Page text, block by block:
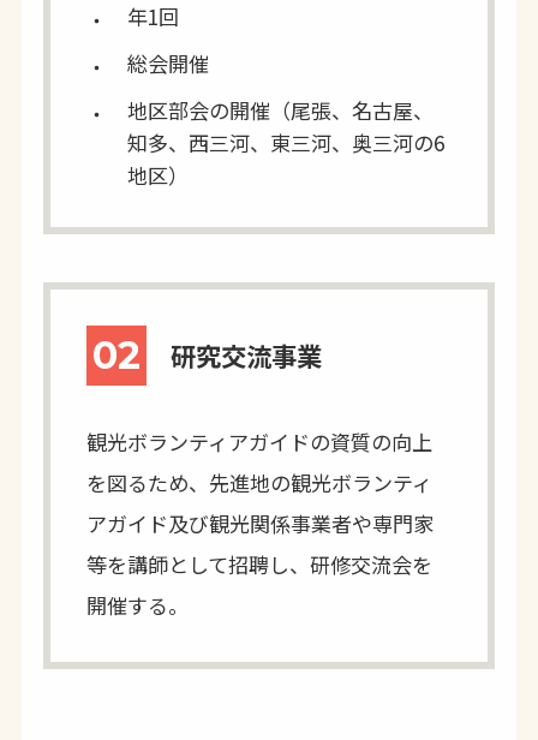
年1回
総会開催
地区部会の開催（尾張、名古屋、
知多、西三河、東三河、奥三河の6
地区）
02 研究交流事業
観光ボランティアガイドの資質の向上
を図るため、先進地の観光ボランティ
アガイド及び観光関係事業者や専門家
等を講師として招聘し、研修交流会を
開催する。